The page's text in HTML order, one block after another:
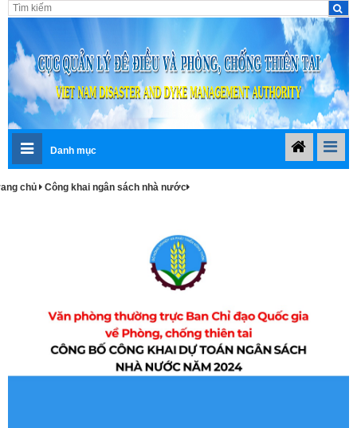
Danh mục
chủ Công khai ngân sách nhà nước